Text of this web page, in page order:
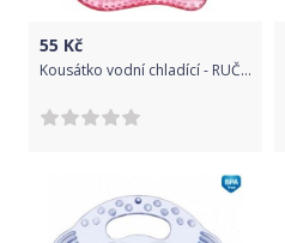
55 Kč
Kousátko vodní chladící - RUČIČKA růžové - Canpol